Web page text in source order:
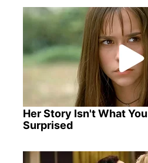
Her Story Isn't What
Surprised